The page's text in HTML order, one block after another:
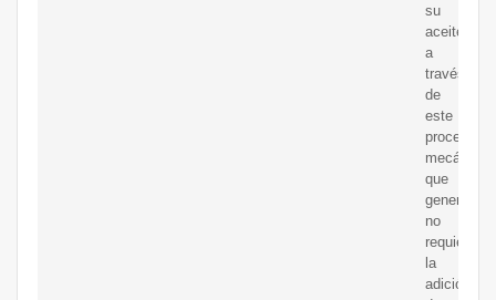
su
aceite
a
través
de
este
proceso
mecánico,
que
no
requiere
la
adición